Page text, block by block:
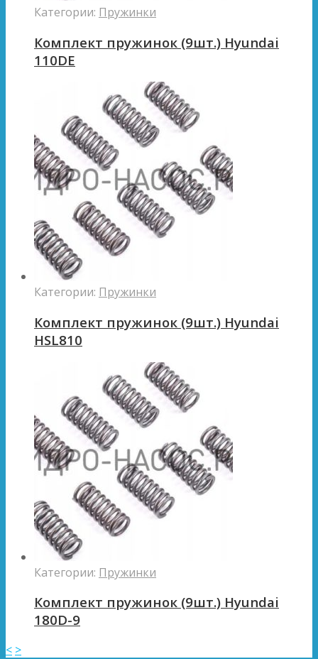
Категории: Пружинки
Комплект пружинок (9шт.) Hyundai
110DE
Категории: Пружинки
Комплект пружинок (9шт.) Hyundai
HSL810
Категории: Пружинки
Комплект пружинок (9шт.) Hyundai
180D-9
< >